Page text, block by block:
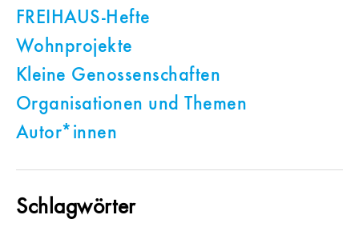
FREIHAUS-Hefte
Wohnprojekte
Kleine Genossenschaften
Organisationen und Themen
Autor*innen
Schlagwörter